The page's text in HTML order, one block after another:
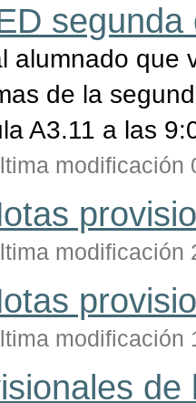
alumnado que
de la
A3.11 a las
modificación
modificación
modificación